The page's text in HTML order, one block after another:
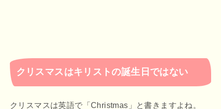
クリスマスはキリストの誕生日ではない
クリスマスは英語で「Christmas」と書きますよね。